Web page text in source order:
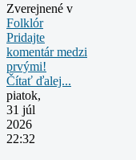
Zverejnené v
Folklór
Pridajte
komentár medzi
prvými!
Čítať ďalej...
piatok,
31 júl
2026
22:32